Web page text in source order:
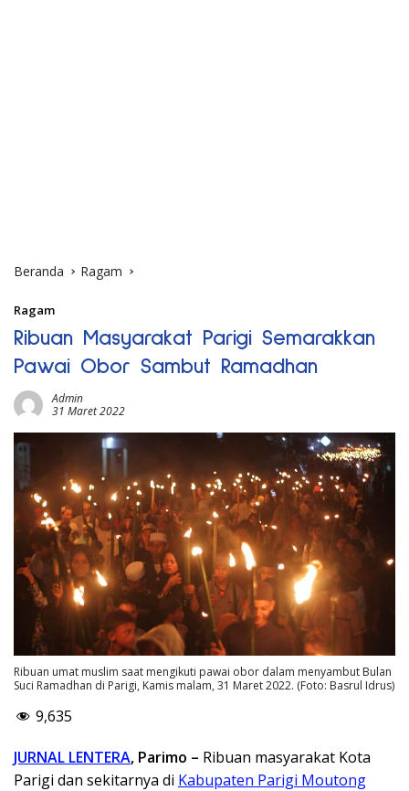
Beranda Ragam
Ragam
Ribuan Masyarakat Parigi Semarakkan
Pawai Obor Sambut Ramadhan
Admin
31 Maret 2022
Ribuan umat muslim saat mengikuti pawai obor dalam menyambut Bulan
Suci Ramadhan di Parigi, Kamis malam, 31 Maret 2022. (Foto: Basrul Idrus)
9,635
JURNAL LENTERA, Parimo – Ribuan masyarakat Kota
Parigi dan sekitarnya di Kabupaten Parigi Moutong